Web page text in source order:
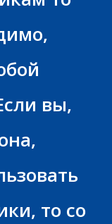
вы,
то со